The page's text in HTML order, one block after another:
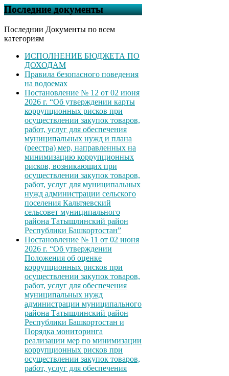
Последние документы
Последнии Документы по всем
категориям
ИСПОЛНЕНИЕ БЮДЖЕТА ПО
ДОХОДАМ
Правила безопасного поведения
на водоемах
Постановление № 12 от 02 июня
2026 г. “Об утверждении карты
коррупционных рисков при
осуществлении закупок товаров,
работ, услуг для обеспечения
муниципальных нужд и плана
(реестра) мер, направленных на
минимизацию коррупционных
рисков, возникающих при
осуществлении закупок товаров,
работ, услуг для муниципальных
нужд администрации сельского
поселения Кальтяевский
сельсовет муниципального
района Татышлинский район
Республики Башкортостан”
Постановление № 11 от 02 июня
2026 г. “Об утверждении
Положения об оценке
коррупционных рисков при
осуществлении закупок товаров,
работ, услуг для обеспечения
муниципальных нужд
администрации муниципального
района Татышлинский район
Республики Башкортостан и
Порядка мониторинга
реализации мер по минимизации
коррупционных рисков при
осуществлении закупок товаров,
работ, услуг для обеспечения